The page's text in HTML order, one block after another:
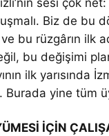
sesi çok
Biz de bu
bu rüzgârın ilk
bu değişimi
ilk yarısında
Burada yine
İÇİN